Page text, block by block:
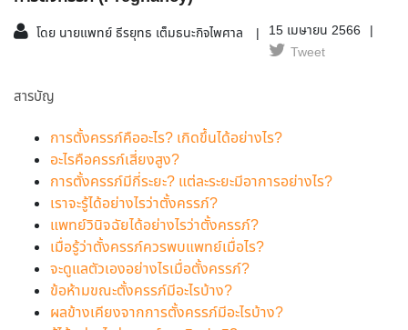
โดย นายแพทย์ ธีรยุทธ เต็มธนะกิจไพศาล
15 เมษายน 2566
Tweet
สารบัญ
การตั้งครรภ์คืออะไร? เกิดขึ้นได้อย่างไร?
อะไรคือครรภ์เสี่ยงสูง?
การตั้งครรภ์มีกี่ระยะ? แต่ละระยะมีอาการอย่างไร?
เราจะรู้ได้อย่างไรว่าตั้งครรภ์?
แพทย์วินิจฉัยได้อย่างไรว่าตั้งครรภ์?
เมื่อรู้ว่าตั้งครรภ์ควรพบแพทย์เมื่อไร?
จะดูแลตัวเองอย่างไรเมื่อตั้งครรภ์?
ข้อห้ามขณะตั้งครรภ์มีอะไรบ้าง?
ผลข้างเคียงจากการตั้งครรภ์มีอะไรบ้าง?